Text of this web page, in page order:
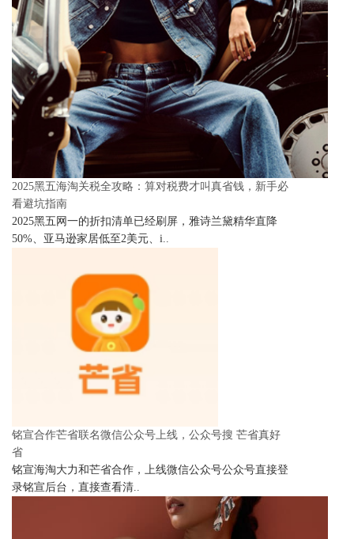
2025黑五海淘关税全攻略：算对税费才叫真省钱，新手必
看避坑指南
2025黑五网一的折扣清单已经刷屏，雅诗兰黛精华直降
50%、亚马逊家居低至2美元、i..
铭宣合作芒省联名微信公众号上线，公众号搜 芒省真好
省
铭宣海淘大力和芒省合作，上线微信公众号公众号直接登
录铭宣后台，直接查看清..